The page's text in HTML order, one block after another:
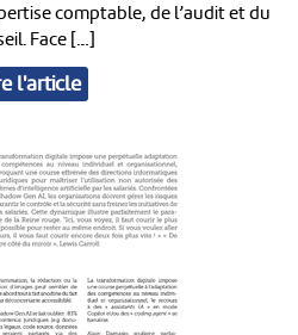
comptable, de l’audit et du
Face […]
l'article